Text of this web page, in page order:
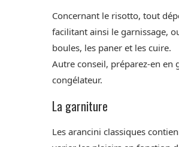
Concernant le risotto, tout
facilitant ainsi le garnissage,
boules, les paner et les cuire.
Autre conseil, préparez-en en
congélateur.
La garniture
Les arancini classiques